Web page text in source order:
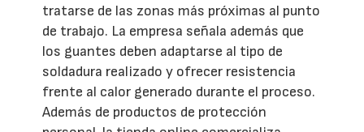
tratarse de las zonas más próximas al punto
de trabajo. La empresa señala además que
los guantes deben adaptarse al tipo de
soldadura realizado y ofrecer resistencia
frente al calor generado durante el proceso.
Además de productos de protección